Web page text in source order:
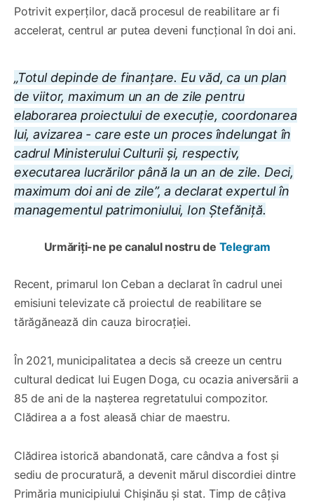
Potrivit experților, dacă procesul de reabilitare ar fi
accelerat, centrul ar putea deveni funcțional în doi ani.
„Totul depinde de finanțare. Eu văd, ca un plan
de viitor, maximum un an de zile pentru
elaborarea proiectului de execuție, coordonarea
lui, avizarea - care este un proces îndelungat în
cadrul Ministerului Culturii și, respectiv,
executarea lucrărilor până la un an de zile. Deci,
maximum doi ani de zile”, a declarat expertul în
managementul patrimoniului, Ion Ștefăniță.
Urmăriți-ne pe canalul nostru de Telegram
Recent, primarul Ion Ceban a declarat în cadrul unei
emisiuni televizate că proiectul de reabilitare se
tărăgănează din cauza birocrației.
În 2021, municipalitatea a decis să creeze un centru
cultural dedicat lui Eugen Doga, cu ocazia aniversării a
85 de ani de la nașterea regretatului compozitor.
Clădirea a a fost aleasă chiar de maestru.
Clădirea istorică abandonată, care cândva a fost și
sediu de procuratură, a devenit mărul discordiei dintre
Primăria municipiului Chișinău și stat. Timp de câțiva